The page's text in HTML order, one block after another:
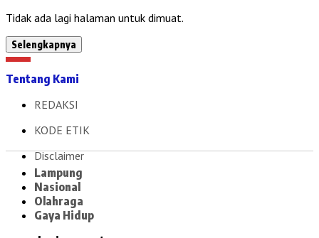
Tidak ada lagi halaman untuk dimuat.
Selengkapnya
Tentang Kami
REDAKSI
KODE ETIK
Disclaimer
Lampung
Nasional
Olahraga
Gaya Hidup